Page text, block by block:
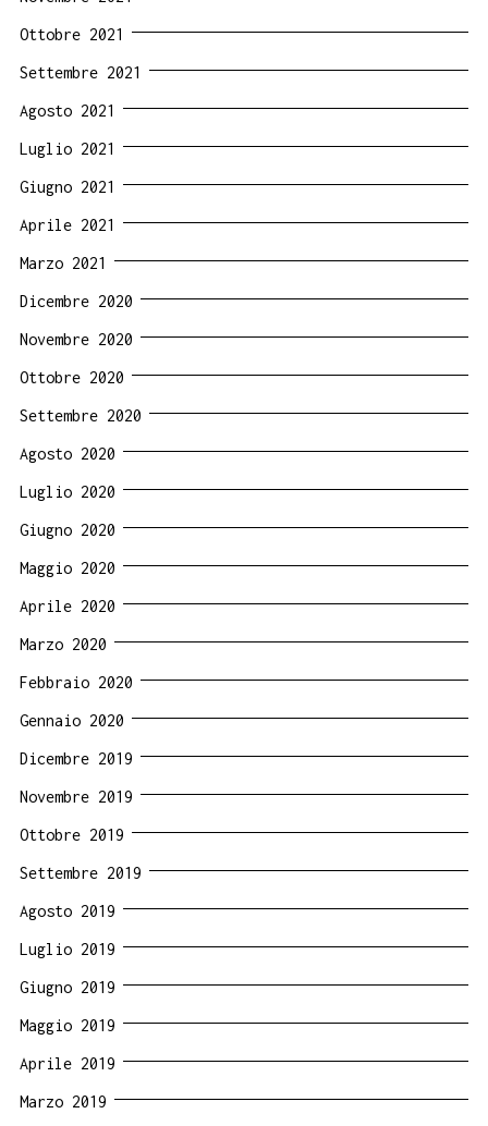
Ottobre 2021
Settembre 2021
Agosto 2021
Luglio 2021
Giugno 2021
Aprile 2021
Marzo 2021
Dicembre 2020
Novembre 2020
Ottobre 2020
Settembre 2020
Agosto 2020
Luglio 2020
Giugno 2020
Maggio 2020
Aprile 2020
Marzo 2020
Febbraio 2020
Gennaio 2020
Dicembre 2019
Novembre 2019
Ottobre 2019
Settembre 2019
Agosto 2019
Luglio 2019
Giugno 2019
Maggio 2019
Aprile 2019
Marzo 2019